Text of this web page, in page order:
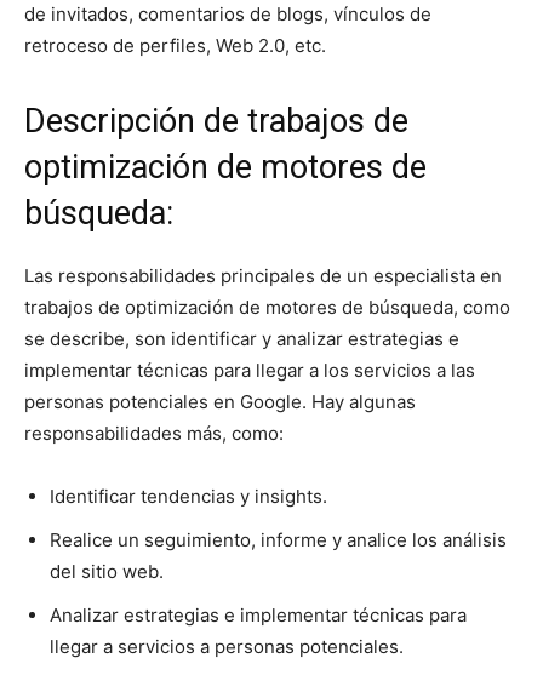
de invitados, comentarios de blogs, vínculos de
retroceso de perfiles, Web 2.0, etc.
Descripción de trabajos de
optimización de motores de
búsqueda:
Las responsabilidades principales de un especialista en
trabajos de optimización de motores de búsqueda, como
se describe, son identificar y analizar estrategias e
implementar técnicas para llegar a los servicios a las
personas potenciales en Google. Hay algunas
responsabilidades más, como:
Identificar tendencias y insights.
Realice un seguimiento, informe y analice los análisis
del sitio web.
Analizar estrategias e implementar técnicas para
llegar a servicios a personas potenciales.